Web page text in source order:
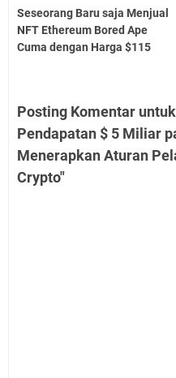
Seseorang Baru saja Menjual
NFT Ethereum Bored Ape
Cuma dengan Harga $115
Posting Komentar
Pendapatan $ 5 Miliar
Menerapkan Aturan
Crypto"